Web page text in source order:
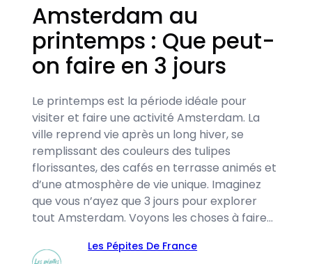
Amsterdam au
printemps : Que peut-
on faire en 3 jours
Le printemps est la période idéale pour
visiter et faire une activité Amsterdam. La
ville reprend vie après un long hiver, se
remplissant des couleurs des tulipes
florissantes, des cafés en terrasse animés et
d’une atmosphère de vie unique. Imaginez
que vous n’ayez que 3 jours pour explorer
tout Amsterdam. Voyons les choses à faire…
Les Pépites De France